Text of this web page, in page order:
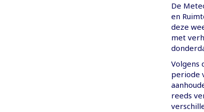
De
en
deze
met
Volgens
periode
reeds